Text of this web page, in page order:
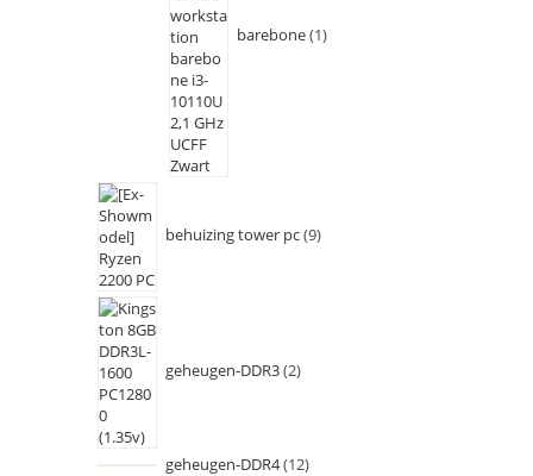
barebone 1
behuizing tower pc 9
geheugen-DDR3 2
geheugen-DDR4 12